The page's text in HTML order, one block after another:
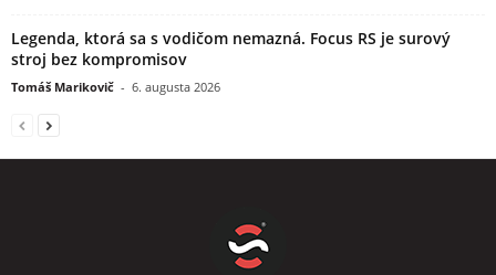
Legenda, ktorá sa s vodičom nemazná. Focus RS je surový
stroj bez kompromisov
Tomáš Marikovič - 6. augusta 2026